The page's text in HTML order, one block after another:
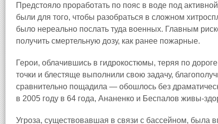
Предстояло проработать по пояс в воде под
были для того, чтобы разобраться в сложном
было нереально послать туда военных. Главным
получить смертельную дозу, как ранее пожарные.
Герои, облачившись в гидрокостюмы, теряя по
точки и блестяще выполнили свою задачу,
сравнительно пощадила — обошлось без
в 2005 году в 64 года, Ананенко и Беспалов живы-
Угроза, существовавшая в связи с бассейном, была